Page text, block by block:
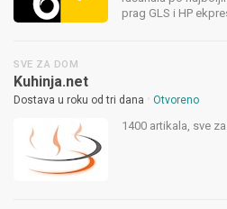
prag GLS i HP
SVE ZA DOM
Kuhinja.net
Dostava u roku od tri dana Otvoreno
1400 artikala, sve